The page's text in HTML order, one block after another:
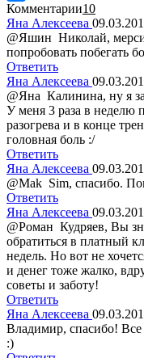
Комментарии10
Яна Алексеева
@Яшин Николай,
попробовать побегать
Ответить
Яна Алексеева
@Яна Калинина, ну я
У меня 3 раза в неделю
разогрева и в конце
головная боль :/
Ответить
Яна Алексеева
@Mak Sim, спасибо.
Ответить
Яна Алексеева
@Роман Кудряев, Вы
обратиться в платный
недель. Но вот не
и денег тоже жалко,
советы и заботу!
Ответить
Яна Алексеева
Владимир, спасибо! Все
:)